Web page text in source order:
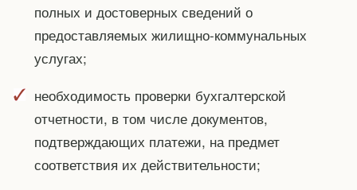
полных и достоверных сведений о
предоставляемых жилищно-коммунальных
услугах;
необходимость проверки бухгалтерской
отчетности, в том числе документов,
подтверждающих платежи, на предмет
соответствия их действительности;